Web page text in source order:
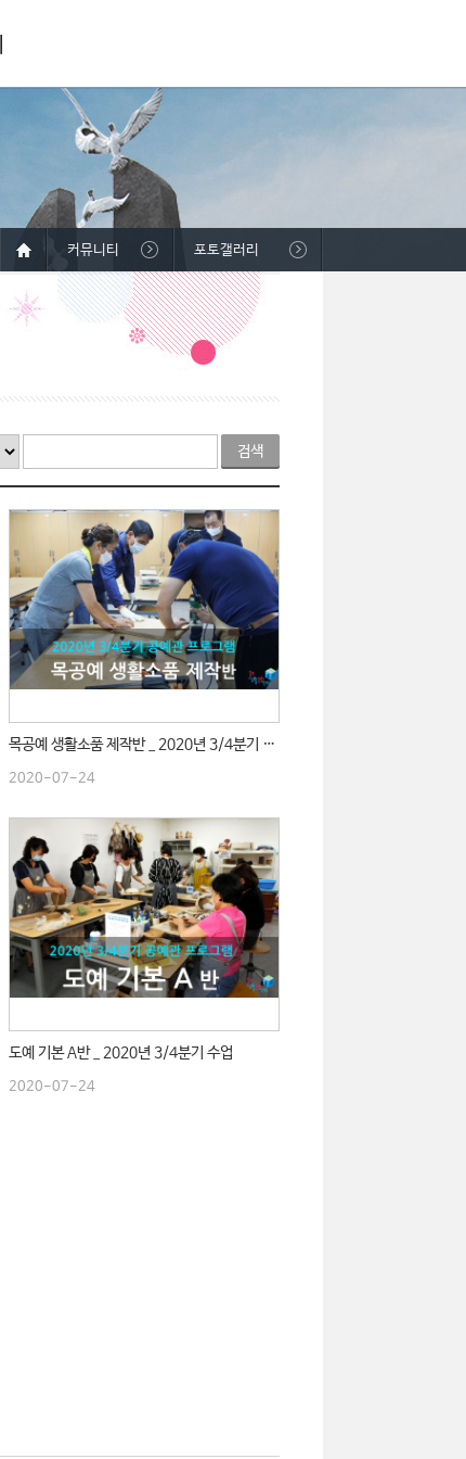
커뮤니티 포토갤러리
목공예 생활소품 제작반 _ 2020년 3/4분기 수업
2020-07-24
도예 기본 A반 _ 2020년 3/4분기 수업
2020-07-24